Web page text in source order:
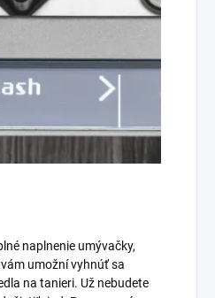
naplnenie umývačky,
umožní vyhnúť sa
na tanieri. Už nebudete